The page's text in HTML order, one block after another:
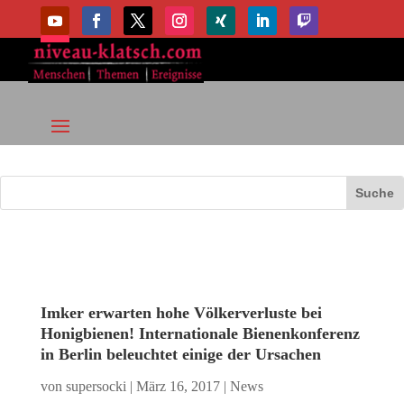
Imker erwarten hohe Völkerverluste bei
Honigbienen! Internationale Bienenkonferenz
in Berlin beleuchtet einige der Ursachen
von supersocki | März 16, 2017| News